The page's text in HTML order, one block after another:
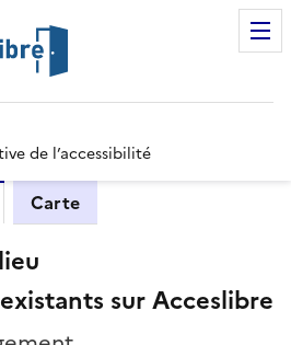
de l’accessibilité
Carte
sur Acceslibre